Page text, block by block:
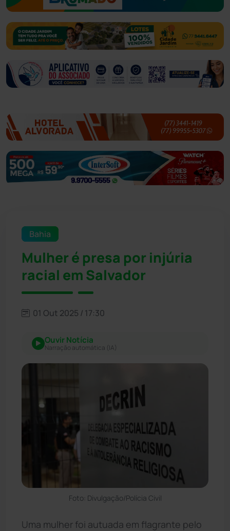
Bahia
Mulher é presa por injúria
racial em Salvador
01 Out 2025 / 17:30
Ouvir Notícia
Narração automática (IA)
Foto: Divulgação/Polícia Civil
Uma mulher foi autuada em flagrante pelo